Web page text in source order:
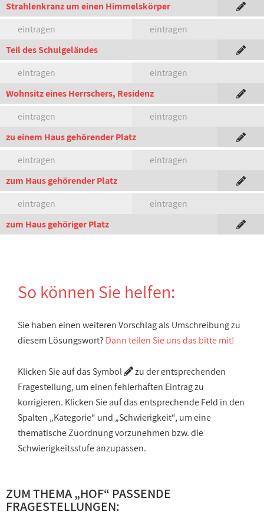
Strahlenkranz um einen Himmelskörper
eintragen
eintragen
Teil des Schulgeländes
eintragen
eintragen
Wohnsitz eines Herrschers, Residenz
eintragen
eintragen
zu einem Haus gehörender Platz
eintragen
eintragen
zum Haus gehörender Platz
eintragen
eintragen
zum Haus gehöriger Platz
So können Sie helfen:
Sie haben einen weiteren Vorschlag als Umschreibung zu
diesem Lösungswort? Dann teilen Sie uns das bitte mit!
Klicken Sie auf das Symbol
zu der entsprechenden
Fragestellung, um einen fehlerhaften Eintrag zu
korrigieren. Klicken Sie auf das entsprechende Feld in den
Spalten „Kategorie“ und „Schwierigkeit“, um eine
thematische Zuordnung vorzunehmen bzw. die
Schwierigkeitsstufe anzupassen.
ZUM THEMA „HOF“ PASSENDE
FRAGESTELLUNGEN: